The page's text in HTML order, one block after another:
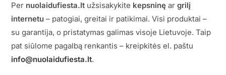
Per nuolaidufiesta.lt užsisakykite kepsninę argrilį
internetu – patogiai, greitai ir patikimai. Visi produktai –
su garantija, o pristatymas galimas visoje Lietuvoje. Taip
pat siūlome pagalbą renkantis – kreipkitės el. paštu
info@nuolaidufiesta.lt.